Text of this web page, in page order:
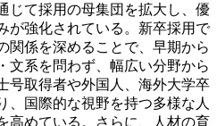
じて採用の母集団を拡大し、優
が強化されている。新卒採用で
関係を深めることで、早期から
文系を問わず、幅広い分野から
号取得者や外国人、海外大学卒
、国際的な視野を持つ多様な人
高めている。さらに、人材の育